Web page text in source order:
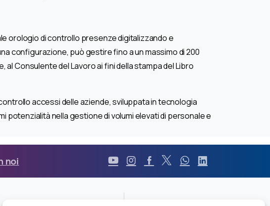
orologio di controllo presenze digitalizzando e
configurazione, può gestire fino a un massimo di 200
Consulente del Lavoro ai fini della stampa del Libro
accessi delle aziende, sviluppata in tecnologia
potenzialità nella gestione di volumi elevati di personale e
noi